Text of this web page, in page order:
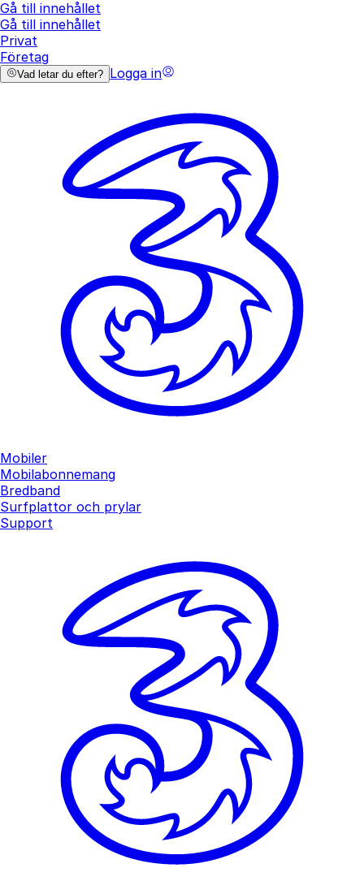
Gå till innehållet
Gå till innehållet
Privat
Företag
Vad letar du efter? Logga in
Mobiler
Mobilabonnemang
Bredband
Surfplattor och prylar
Support